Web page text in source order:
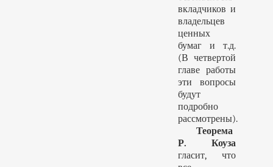
вкладчиков и
владельцев
ценных
бумаг и т.д.
(В четвертой
главе работы
эти вопросы
будут
подробно
рассмотрены).
Теорема
Р. Коуза
гласит, что